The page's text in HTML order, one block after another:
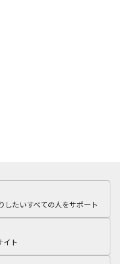
たいすべての人をサポート
イト